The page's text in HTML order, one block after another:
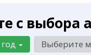
с выбора
Выберите